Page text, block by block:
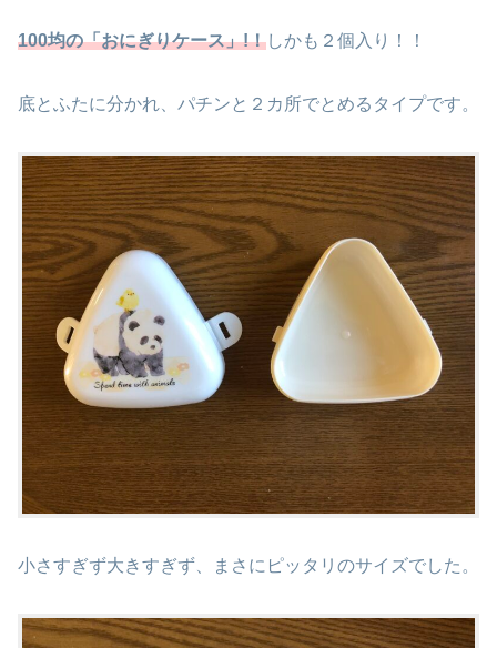
100均の「おにぎりケース」!！しかも２個入り！！
底とふたに分かれ、パチンと２カ所でとめるタイプです。
小さすぎず大きすぎず、まさにピッタリのサイズでした。